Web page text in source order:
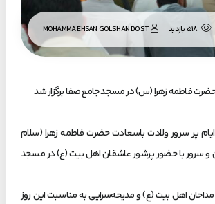
MOHAMMA EHSAN GOLSHAN DOST
فاطمه زهرا (س) در مسجد جامع صفا برگزار شد
پر سرور ولادت باسعادت حضرت فاطمه زهرا (سلام
و سرور با حضور پرشور عاشقان اهل بیت (ع) در مسجد
مداحان اهل بیت (ع) و مدیحه‌سرایی به مناسبت این روز